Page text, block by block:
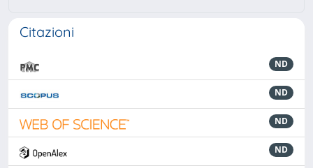
Citazioni
ND
ND
ND
ND